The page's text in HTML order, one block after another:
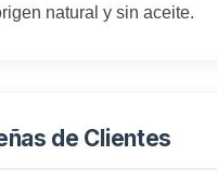
natural y sin aceite.
de Clientes